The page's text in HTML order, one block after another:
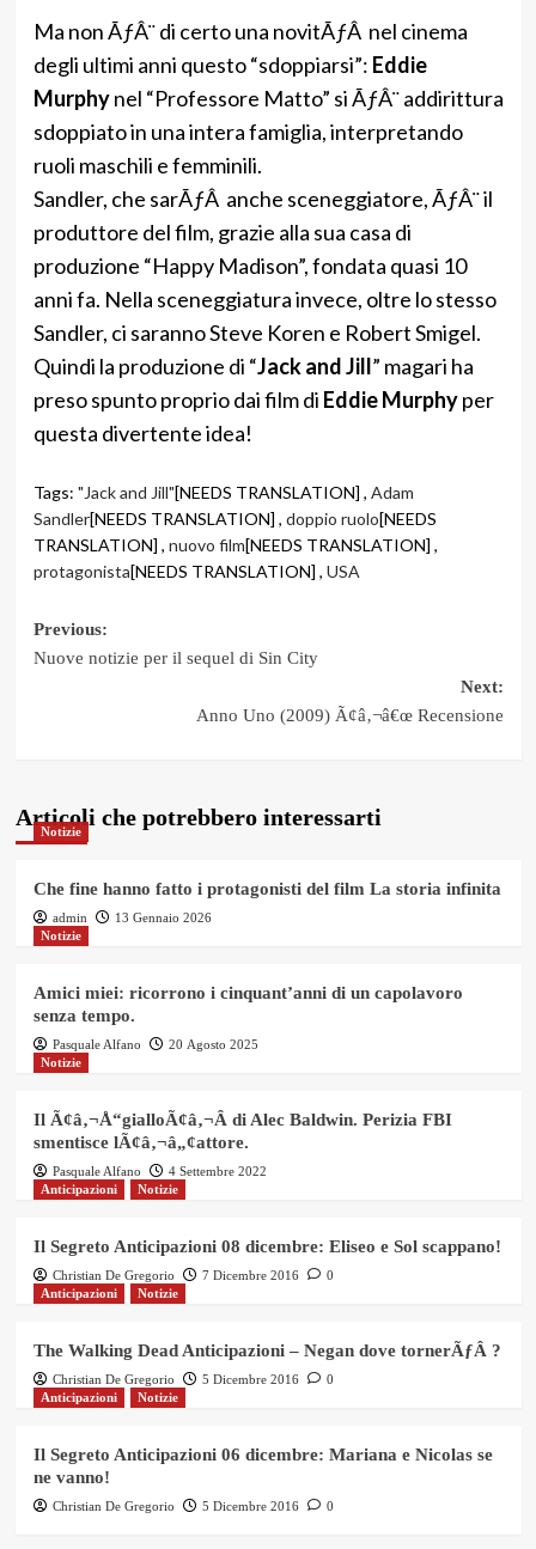
Ma non ÃƒÂ¨ di certo una novitÃƒÂ nel cinema
degli ultimi anni questo “sdoppiarsi”: Eddie
Murphynel “Professore Matto” si ÃƒÂ¨ addirittura
sdoppiato in una intera famiglia, interpretando
ruoli maschili e femminili.
Sandler, che sarÃƒÂ anche sceneggiatore, ÃƒÂ¨ il
produttore del film, grazie alla sua casa di
produzione “Happy Madison”, fondata quasi 10
anni fa. Nella sceneggiatura invece, oltre lo stesso
Sandler, ci saranno Steve Koren e Robert Smigel.
Quindi la produzione di “Jack and Jill” magari ha
preso spunto proprio dai film di Eddie Murphyper
questa divertente idea!
Tags: "Jack and Jill"[NEEDS TRANSLATION] , Adam
Sandler[NEEDS TRANSLATION] , doppio ruolo[NEEDS
TRANSLATION] , nuovo film[NEEDS TRANSLATION] ,
protagonista[NEEDS TRANSLATION] , USA
Post
Previous:
Nuove notizie per il sequel di Sin City
Next:
Anno Uno (2009) Ã¢â‚¬â€œ Recensione
Articoli che potrebbero interessarti
Notizie
Che fine hanno fatto i protagonisti del film La storia infinita
admin
13 Gennaio 2026
Notizie
Amici miei: ricorrono i cinquant’anni di un capolavoro
senza tempo.
Pasquale Alfano
20 Agosto 2025
Notizie
Il Ã¢â‚¬Å“gialloÃ¢â‚¬Â di Alec Baldwin. Perizia FBI
smentisce lÃ¢â‚¬â„¢attore.
Pasquale Alfano
4 Settembre 2022
Anticipazioni
Notizie
Il Segreto Anticipazioni 08 dicembre: Eliseo e Sol scappano!
Christian De Gregorio 7 Dicembre 2016
0
Anticipazioni
Notizie
The Walking Dead Anticipazioni – Negan dove tornerÃƒÂ ?
Christian De Gregorio 5 Dicembre 2016
0
Anticipazioni
Notizie
Il Segreto Anticipazioni 06 dicembre: Mariana e Nicolas se
ne vanno!
Christian De Gregorio 5 Dicembre 2016 0